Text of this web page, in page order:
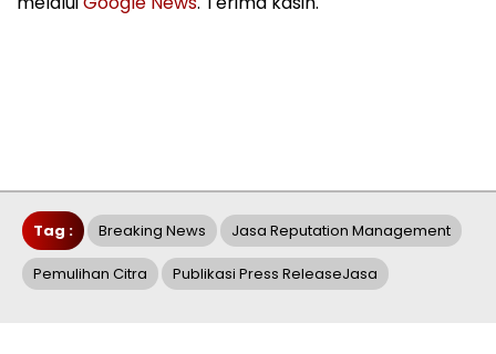
Tag : Breaking News Jasa Reputation Management
Pemulihan Citra Publikasi Press ReleaseJasa